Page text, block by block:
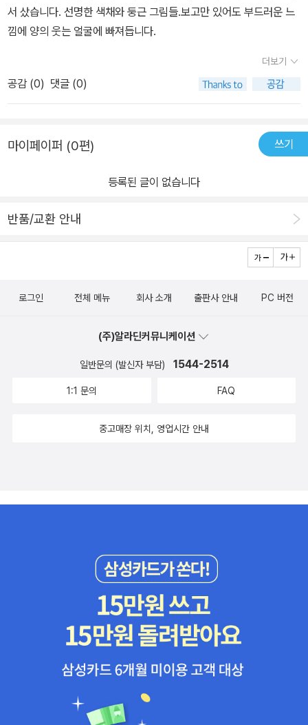
서 샀습니다. 선명한 색채와 둥근 그림들.보고만 있어도 부드러운 느
낌에 양의 웃는 얼굴에 빠져듭니다.
더보기
공감 (0) 댓글 (0)
마이페이퍼 (0편) 쓰기
등록된 글이 없습니다
반품/교환 안내
로그인 전체 메뉴 회사 소개 출판사 안내 PC 버전
(주)알라딘커뮤니케이션
일반문의 (발신자 부담) 1544-2514
1:1 문의 FAQ
중고매장 위치, 영업시간 안내